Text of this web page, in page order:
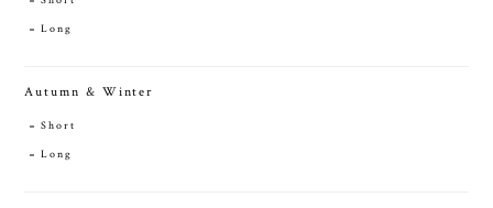
Long
Autumn & Winter
Short
Long